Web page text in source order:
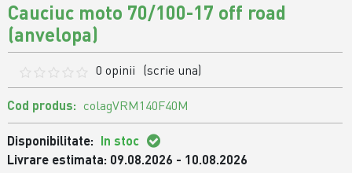
Cauciuc moto 70/100-17 off road
(anvelopa)
0 opinii (scrie una)
Cod produs: colagVRM140F40M
Disponibilitate: In stoc
Livrare estimata: 09.08.2026 - 10.08.2026